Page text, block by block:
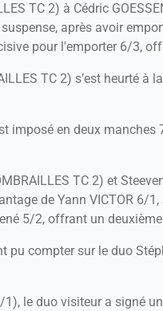
TC 2) à Cédric
après avoir
pour l'emporter 6/3,
TC 2) s’est heurté à
imposé en deux
TC 2) et
de Yann VICTOR 6/
5/2, offrant un
compter sur le duo
le duo visiteur a signé